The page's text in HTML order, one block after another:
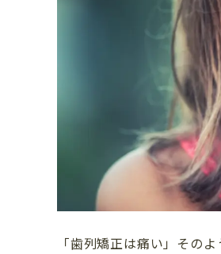
「歯列矯正は痛い」その